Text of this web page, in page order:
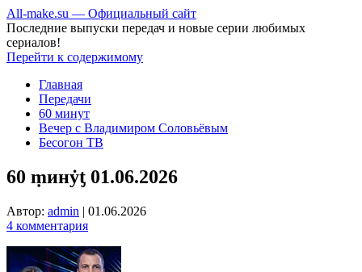
All-make.su — Официальный сайт
Последние выпуски передач и новые серии любимых
сериалов!
Перейти к содержимому
Главная
Передачи
60 минут
Вечер с Владимиром Соловьёвым
Бесогон ТВ
60 ṃинẏƫ 01.06.2026
Автор: admin | 01.06.2026
4 комментария